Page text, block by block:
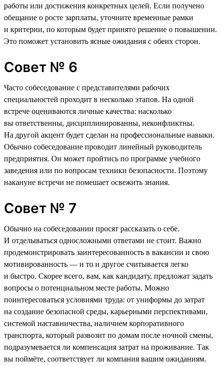
работы или достижения конкретных целей. Если получено
обещание о росте зарплаты, уточните временные рамки
и критерии, по которым будет принято решение о повышении.
Это поможет установить ясные ожидания с обеих сторон.
Совет № 6
Часто собеседование с представителями рабочих
специальностей проходит в несколько этапов. На одной
встрече оцениваются личные качества: насколько
вы ответственны, дисциплинированны, неконфликтны.
На другой акцент будет сделан на профессиональные навыки.
Обычно собеседование проводит линейный руководитель
предприятия. Он может пройтись по программе учебного
заведения или по вопросам техники безопасности. Поэтому
накануне встречи не помешает освежить знания.
Совет № 7
Обычно на собеседовании просят рассказать о себе.
И отделываться односложными ответами не стоит. Важно
продемонстрировать заинтересованность в вакансии и свою
мотивированность — и то и другое считывается легко
и быстро. Скорее всего, вам, как кандидату, предложат задать
вопросы о потенциальном месте работы. Можно
поинтересоваться условиями труда: от униформы до затрат
на создание безопасной среды, карьерными перспективами,
системой наставничества, наличием корпоративного
транспорта, который развозит по домам после ночной смены,
подразумевается ли компенсация затрат на проживание. Так
вы поймёте, соответствует ли компания вашим ожиданиям.